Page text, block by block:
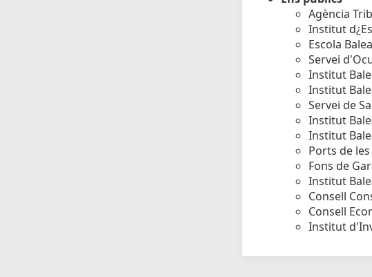
Agència
Institut
Escola
Servei
Institut
Institut
Servei de
Institut
Institut
Ports de
Fons de
Institut
Consell
Consell
Institut